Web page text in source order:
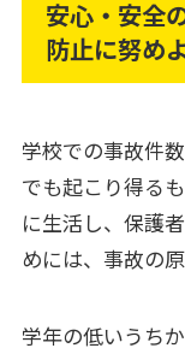
安心・安全
防止に努め
学校での事故件
でも起こり得る
に生活し、保護
めには、事故の
学年の低いうち